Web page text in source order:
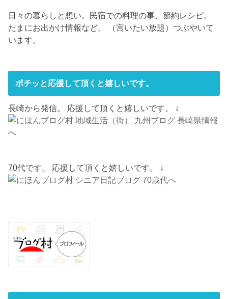
日々の暮らしと想い。民宿での料理の事、節約レシピ。
たまにお出かけ情報など。 （言いたい放題）つぶやいて
います。
ポチッと応援して頂くと嬉しいです。
長崎から発信。 応援して頂くと嬉しいです。 ↓
70代です。 応援して頂くと嬉しいです。 ↓